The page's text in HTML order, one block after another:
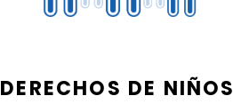
DERECHOS DE NIÑOS